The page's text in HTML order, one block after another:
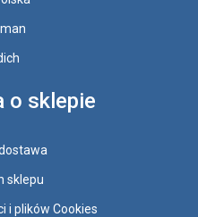
o sklepie
sklepu
i plików Cookies